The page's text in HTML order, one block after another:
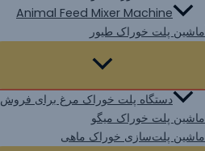
Animal Feed Mixer Machine
ماشین پلت خوراک طیور
دستگاه پلت خوراک مرغ برای فروش
ماشین پلت خوراک میگو
ماشین پلت‌سازی خوراک ماهی